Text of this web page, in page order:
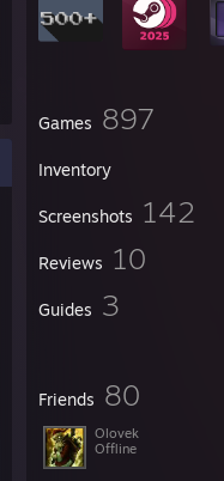
Games 897
Inventory
Screenshots 142
Reviews 10
Guides 3
Friends 80
Olovek
Offline